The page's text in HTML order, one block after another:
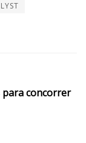
LYST
concorrer